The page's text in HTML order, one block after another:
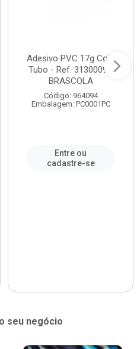
Adesivo PVC 17g Cola
Tubo - Ref. 3130009 -
BRASCOLA
Código: 964094
Embalagem: PC0001PC
Entre ou
cadastre-se
seu negócio